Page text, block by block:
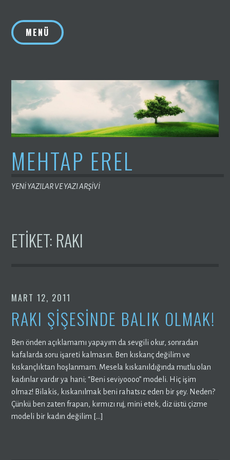
MENÜ
MEHTAP EREL
YENİ YAZILAR VE YAZI ARŞİVİ
ETIKET: RAKI
MART 12, 2011
RAKI ŞIŞESINDE BALIK OLMAK!
Ben önden açıklamamı yapayım da sevgili okur, sonradan
kafalarda soru işareti kalmasın. Ben kıskanç değilim ve
kıskançlıktan hoşlanmam. Mesela kıskanıldığında mutlu olan
kadınlar vardır ya hani; “Beni seviyoooo” modeli. Hiç işim
olmaz! Bilakis, kıskanılmak beni rahatsız eden bir şey. Neden?
Çünkü ben zaten frapan, kırmızı ruj, mini etek, diz üstü çizme
modeli bir kadın değilim […]